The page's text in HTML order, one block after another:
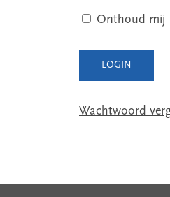
Onthoud mij
Wachtwoord